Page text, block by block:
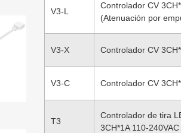
V3-L
Controlador CV
(Atenuación por
V3-X Controlador CV
V3-C Controlador CV
T3
Controlador de tira
3CH*1A 110-240VAC